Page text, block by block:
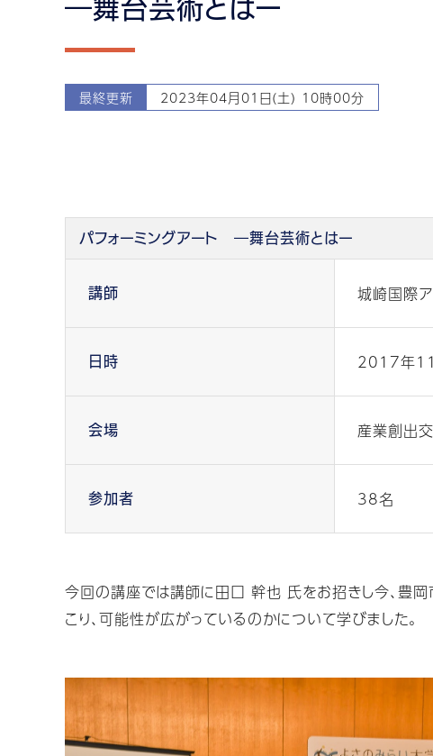
―舞台芸術とはー
最終更新 2023年04月01日(土) 10時00分
パフォーミングアート ―舞台芸術とはー
講師 城崎国際
日時 2017年
会場 産業創出
参加者 38名
今回の講座では講師に田口 幹也 氏をお招きし今、豊岡
こり、可能性が広がっているのかについて学びました。